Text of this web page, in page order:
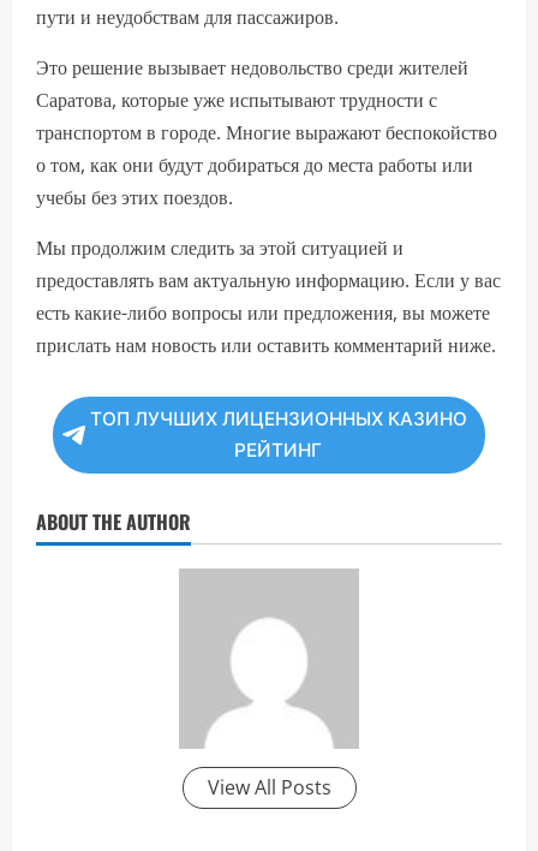
пути и неудобствам для пассажиров.
Это решение вызывает недовольство среди жителей
Саратова, которые уже испытывают трудности с
транспортом в городе. Многие выражают беспокойство
о том, как они будут добираться до места работы или
учебы без этих поездов.
Мы продолжим следить за этой ситуацией и
предоставлять вам актуальную информацию. Если у вас
есть какие-либо вопросы или предложения, вы можете
прислать нам новость или оставить комментарий ниже.
ТОП ЛУЧШИХ ЛИЦЕНЗИОННЫХ КАЗИНО
РЕЙТИНГ
ABOUT THE AUTHOR
View All Posts